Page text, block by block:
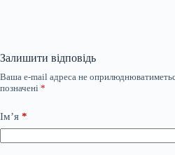
Залишити відповідь
Ваша e-mail адреса не
позначені *
Ім’я *